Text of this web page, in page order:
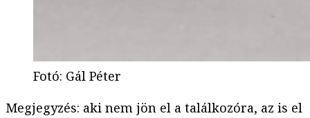
Fotó: Gál Péter
Megjegyzés: aki nem jön el a találkozóra, az is el